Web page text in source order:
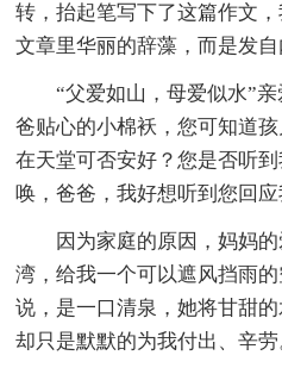
转，抬起笔写下了这篇作文
文章里华丽的辞藻，而是发自
“父爱如山，母爱似水”亲
爸贴心的小棉袄，您可知道
在天堂可否安好？您是否听
唤，爸爸，我好想听到您回
因为家庭的原因，妈妈的
湾，给我一个可以遮风挡雨
说，是一口清泉，她将甘甜
却只是默默的为我付出、辛劳